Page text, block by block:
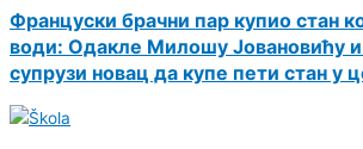
Француски брачни пар купио стан
води: Одакле Милошу Јовановићу и
супрузи новац да купе пети стан у